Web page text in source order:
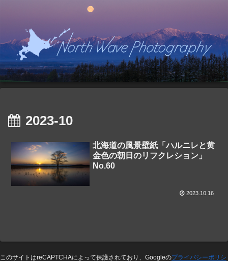
2023-10
北海道の風景壁紙「ハルニレと黄
金色の朝日のリフクレション」
No.60
2023.10.16
このサイトはreCAPTCHAによって保護されており、Googleのプライバシーポリシ